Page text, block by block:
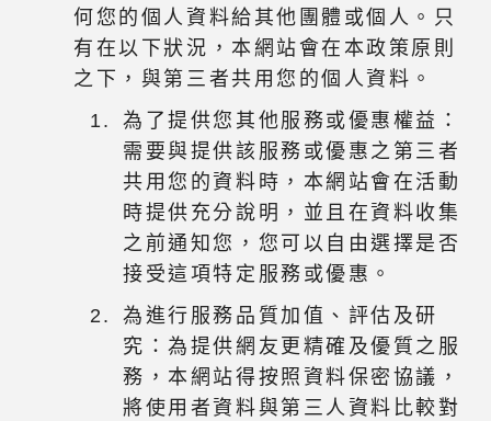
何您的個人資料給其他團體或個人。只
有在以下狀況，本網站會在本政策原則
之下，與第三者共用您的個人資料。
為了提供您其他服務或優惠權益：
需要與提供該服務或優惠之第三者
共用您的資料時，本網站會在活動
時提供充分說明，並且在資料收集
之前通知您，您可以自由選擇是否
接受這項特定服務或優惠。
為進行服務品質加值、評估及研
究：為提供網友更精確及優質之服
務，本網站得按照資料保密協議，
將使用者資料與第三人資料比較對